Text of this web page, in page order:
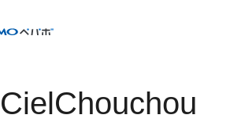
CielChouchou